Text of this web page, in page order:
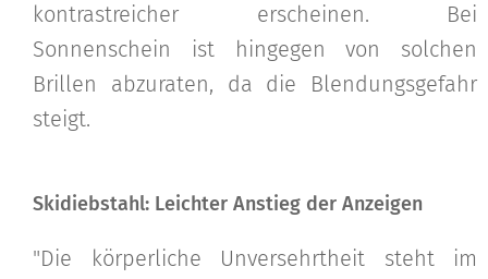
kontrastreicher erscheinen. Bei
Sonnenschein ist hingegen von solchen
Brillen abzuraten, da die Blendungsgefahr
steigt.
Skidiebstahl: Leichter Anstieg der Anzeigen
"Die körperliche Unversehrtheit steht im